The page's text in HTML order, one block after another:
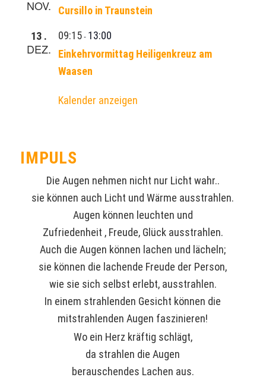
NOV.
Cursillo in Traunstein
DEZ.
13 09:15- 13:00
Einkehrvormittag Heiligenkreuz am
Waasen
Kalender anzeigen
IMPULS
Die Augen nehmen nicht nur Licht wahr..
sie können auch Licht und Wärme ausstrahlen.
Augen können leuchten und
Zufriedenheit , Freude, Glück ausstrahlen.
Auch die Augen können lachen und lächeln;
sie können die lachende Freude der Person,
wie sie sich selbst erlebt, ausstrahlen.
In einem strahlenden Gesicht können die
mitstrahlenden Augen faszinieren!
Wo ein Herz kräftig schlägt,
da strahlen die Augen
berauschendes Lachen aus.